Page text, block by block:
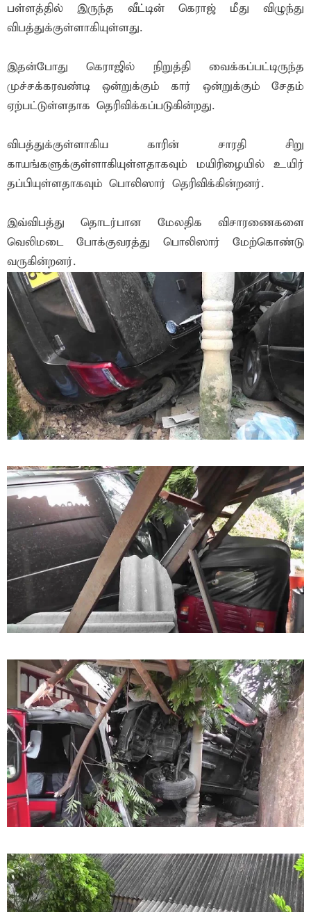
பள்ளத்தில் இருந்த வீட்டின் கெராஜ் மீது விழுந்து
விபத்துக்குள்ளாகியுள்ளது.
இதன்போது கெராஜில் நிறுத்தி வைக்கப்பட்டிருந்த
முச்சக்கரவண்டி ஒன்றுக்கும் கார் ஒன்றுக்கும் சேதம்
ஏற்பட்டுள்ளதாக தெரிவிக்கப்படுகின்றது.
விபத்துக்குள்ளாகிய காரின் சாரதி சிறு
காயங்களுக்குள்ளாகியுள்ளதாகவும் மயிரிழையில் உயிர்
தப்பியுள்ளதாகவும் பொலிஸார் தெரிவிக்கின்றனர்.
இவ்விபத்து தொடர்பான மேலதிக விசாரணைகளை
வெலிமடை போக்குவரத்து பொலிஸார் மேற்கொண்டு
வருகின்றனர்.